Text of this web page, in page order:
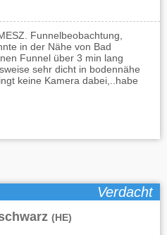
Funnelbeobachtung,
in der Nähe von Bad
Funnel über 3 min lang
sehr dicht in bodennähe
keine Kamera dabei,..habe
Verdacht
(HE)